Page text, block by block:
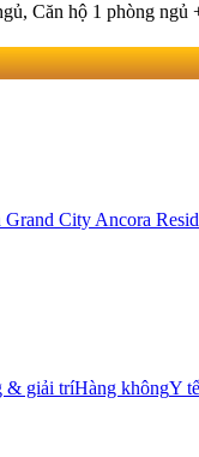
Căn hộ 1 phòng
City Ancora
& giải tríHàng khôngY tế